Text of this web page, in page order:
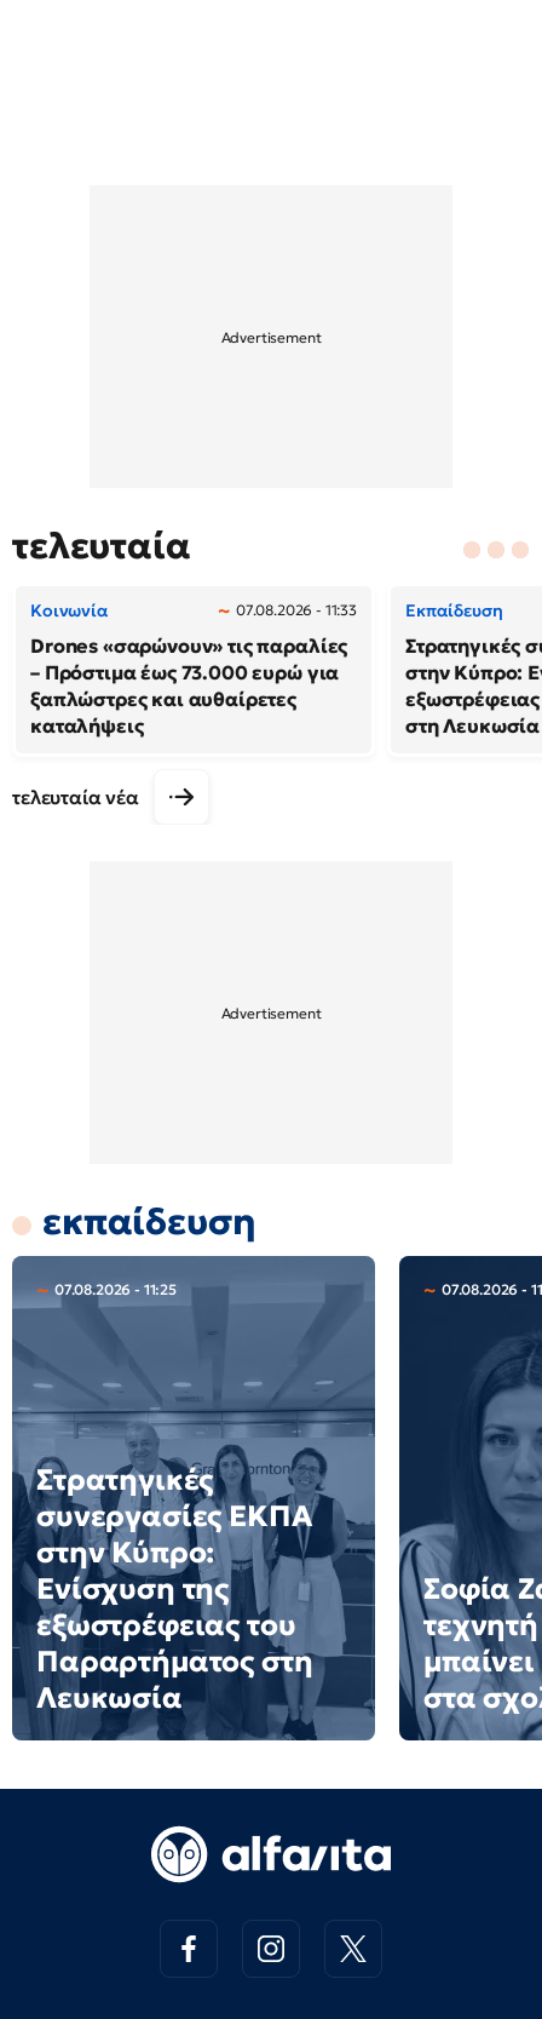
τελευταία
Κοινωνία 07.08.2026 - 11:33
Drones «σαρώνουν» τις παραλίες
– Πρόστιμα έως 73.000 ευρώ για
ξαπλώστρες και αυθαίρετες
καταλήψεις
Εκπαίδευση
Στρατηγικές
στην Κύπρο:
στη Λευκωσία
τελευταία νέα
εκπαίδευση
07.08.2026 - 11:25
Στρατηγικές
συνεργασίες ΕΚΠΑ
στην Κύπρο:
Ενίσχυση της
εξωστρέφειας του
Παραρτήματος στη
Λευκωσία
07.08.2026 -
Σοφία
στα